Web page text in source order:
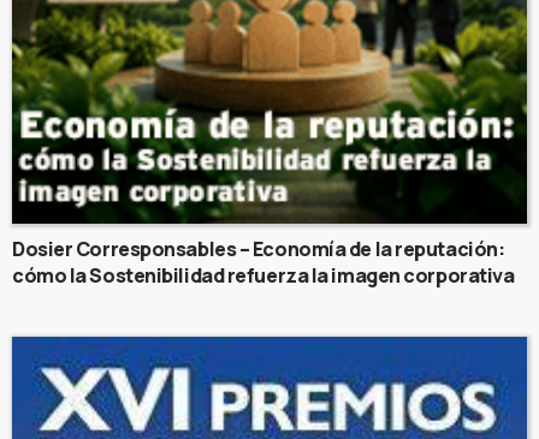
Dosier Corresponsables – Economía de la reputación:
cómo la Sostenibilidad refuerza la imagen corporativa